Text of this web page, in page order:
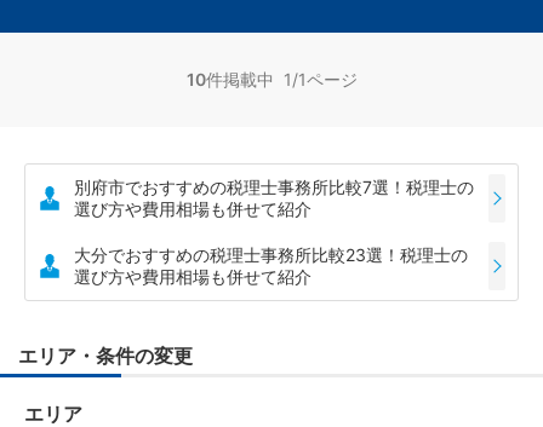
10件掲載中 1/1ページ
別府市でおすすめの税理士事務所比較7選！税理士の
選び方や費用相場も併せて紹介
大分でおすすめの税理士事務所比較23選！税理士の
選び方や費用相場も併せて紹介
エリア・条件の変更
エリア